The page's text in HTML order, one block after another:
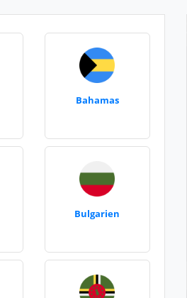
Bahamas
Bulgarien